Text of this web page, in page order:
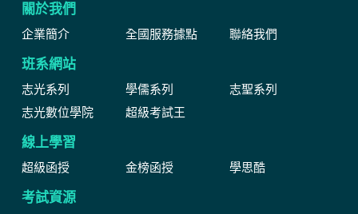
關於我們
企業簡介 全國服務據點 聯絡我們
班系網站
志光系列 學儒系列
志聖系列
志光數位學院
超級考試王
線上學習
超級函授 金榜函授 學思酷
考試資源